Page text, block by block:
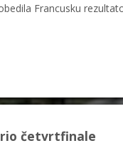
Francusku
četvrtfinale